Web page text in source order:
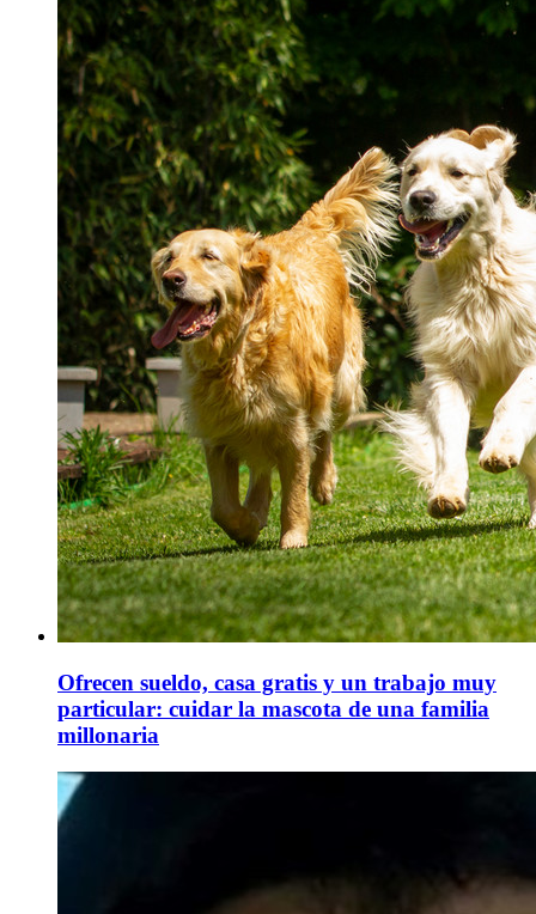
Ofrecen sueldo, casa gratis y un trabajo muy
particular: cuidar la mascota de una familia
millonaria